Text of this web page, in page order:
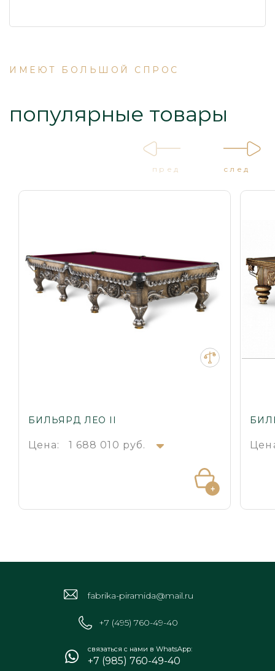
ИМЕЮТ БОЛЬШОЙ СПРОС
популярные товары
БИЛЬЯРД ЛЕО II
Цена: 1 688 010 руб.
пред след
fabrika-piramida@mail.ru
+7 (495) 760-49-40
связаться с нами в WhatsApp:
+7 (985) 760-49-40